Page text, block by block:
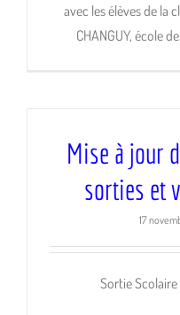
avec les élèves de la
CHANGUY, école
Mise à jour
sorties et
17
Sortie